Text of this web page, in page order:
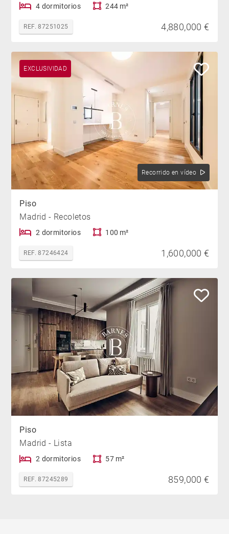
4 dormitorios 244 m²
REF. 87251025 4,880,000 €
EXCLUSIVIDAD
Recorrido en vídeo
Piso
Madrid - Recoletos
2 dormitorios 100 m²
REF. 87246424 1,600,000 €
Piso
Madrid - Lista
2 dormitorios 57 m²
REF. 87245289 859,000 €